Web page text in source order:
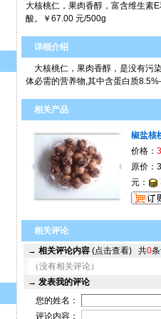
大核桃仁，果肉香醇，富含维生素
酸。￥67.00 元/500g
详细介绍
大核桃仁，果肉香醇，是没有污
体必需的营养物,其中含蛋白质
相关产品
椒盐核
价格：
原价：
元：
相关评论
→ 相关评论内容 (点击查看) 共0
（没有相关评论）
→ 发表我的评论
您的姓名：
评论内容：